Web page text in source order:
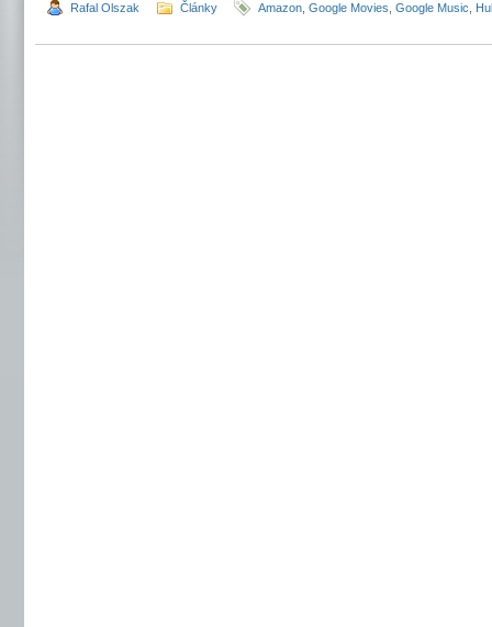
Rafal Olszak Články Amazon Google Movies Google Music